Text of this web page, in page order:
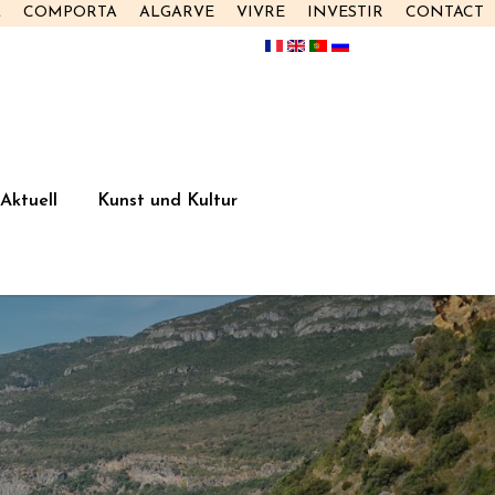
CONTACT
INVESTIR
VIVRE
ALGARVE
COMPORTA
Aktuell Kunst und Kultur